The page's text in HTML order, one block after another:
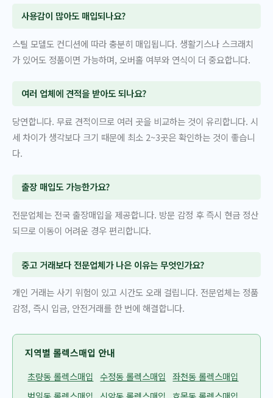
사용감이 많아도 매입되나요?
스틸 모델도 컨디션에 따라 충분히 매입됩니다. 생활기스나 스크래치
가 있어도 정품이면 가능하며, 오버홀 여부와 연식이 더 중요합니다.
여러 업체에 견적을 받아도 되나요?
당연합니다. 무료 견적이므로 여러 곳을 비교하는 것이 유리합니다. 시
세 차이가 생각보다 크기 때문에 최소 2~3곳은 확인하는 것이 좋습니
다.
출장 매입도 가능한가요?
전문업체는 전국 출장매입을 제공합니다. 방문 감정 후 즉시 현금 정산
되므로 이동이 어려운 경우 편리합니다.
중고 거래보다 전문업체가 나은 이유는 무엇인가요?
개인 거래는 사기 위험이 있고 시간도 오래 걸립니다. 전문업체는 정품
감정, 즉시 입금, 안전거래를 한 번에 해결합니다.
지역별 롤렉스매입 안내
초량동 롤렉스매입 수정동 롤렉스매입 좌천동 롤렉스매입